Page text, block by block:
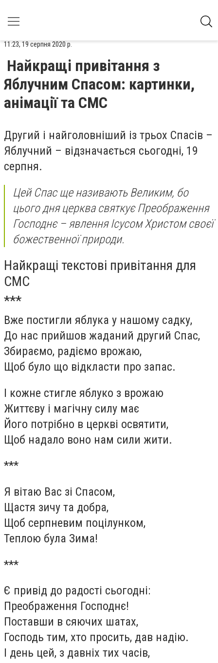
11:23, 19 серпня 2020 р.
Найкращі привітання з
Яблучним Спасом: картинки,
анімації та СМС
Другий і найголовніший із трьох Спасів –
Яблучний – відзначається сьогодні, 19
серпня.
Цей Спас ще називають Великим, бо
цього дня церква святкує Преображення
Господнє – явлення Ісусом Христом своєї
божественної природи.
Найкращі текстові привітання для
СМС
***
Вже постигли яблука у нашому садку,
До нас прийшов жаданий другий Спас,
Збираємо, радіємо врожаю,
Щоб було що відкласти про запас.
І кожне стигле яблуко з врожаю
Життєву і магічну силу має
Його потрібно в церкві освятити,
Щоб надало воно нам сили жити.
***
Я вітаю Вас зі Спасом,
Щастя зичу та добра,
Щоб серпневим поцілунком,
Теплою була Зима!
***
Є привід до радості сьогодні:
Преображення Господнє!
Поставши в сяючих шатах,
Господь тим, хто просить, дав надію.
І день цей, з давніх тих часів,